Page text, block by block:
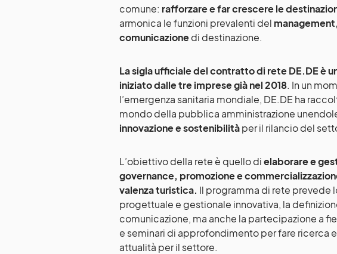
comune: rafforzare e far crescere le
armonica le funzioni prevalenti del management,
comunicazionedi destinazione.
La sigla ufficiale del contratto di rete DE.DE è
iniziato dalle tre imprese già nel 2018. In un
l’emergenza sanitaria mondiale, DE.DE ha
mondo della pubblica amministrazione
innovazione e sostenibilitàper il rilancio del
L’obiettivo della rete è quello dielaborare e
governance, promozione e
valenza turistica. Il programma di rete prevede
progettuale e gestionale innovativa, la
comunicazione, ma anche la partecipazione a
e seminari di approfondimento per fare ricerca
attualità per il settore.